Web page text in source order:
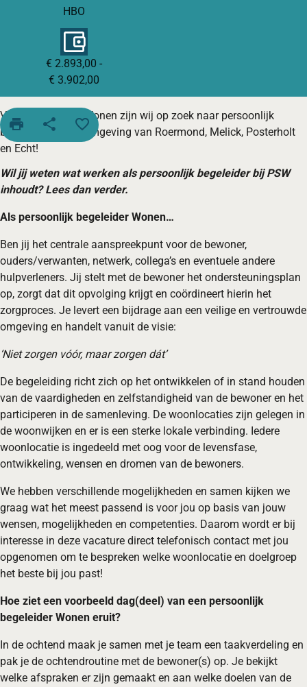
HBO
€ 2.893,00 -
€ 3.902,00
print share favorite_border
Voor onze sector Wonen zijn wij op zoek naar persoonlijk
begeleiders in de omgeving van Roermond, Melick, Posterholt
en Echt!
Wil jij weten wat werken als persoonlijk begeleider bij PSW
inhoudt? Lees dan verder.
Als persoonlijk begeleider Wonen…
Ben jij het centrale aanspreekpunt voor de bewoner,
ouders/verwanten, netwerk, collega’s en eventuele andere
hulpverleners. Jij stelt met de bewoner het ondersteuningsplan
op, zorgt dat dit opvolging krijgt en coördineert hierin het
zorgproces. Je levert een bijdrage aan een veilige en vertrouwde
omgeving en handelt vanuit de visie:
‘Niet zorgen vóór, maar zorgen dát’
De begeleiding richt zich op het ontwikkelen of in stand houden
van de vaardigheden en zelfstandigheid van de bewoner en het
participeren in de samenleving. De woonlocaties zijn gelegen in
de woonwijken en er is een sterke lokale verbinding. Iedere
woonlocatie is ingedeeld met oog voor de levensfase,
ontwikkeling, wensen en dromen van de bewoners.
We hebben verschillende mogelijkheden en samen kijken we
graag wat het meest passend is voor jou op basis van jouw
wensen, mogelijkheden en competenties. Daarom wordt er bij
interesse in deze vacature direct telefonisch contact met jou
opgenomen om te bespreken welke woonlocatie en doelgroep
het beste bij jou past!
Hoe ziet een voorbeeld dag(deel) van een persoonlijk
begeleider Wonen eruit?
In de ochtend maak je samen met je team een taakverdeling en
pak je de ochtendroutine met de bewoner(s) op. Je bekijkt
welke afspraken er zijn gemaakt en aan welke doelen van de